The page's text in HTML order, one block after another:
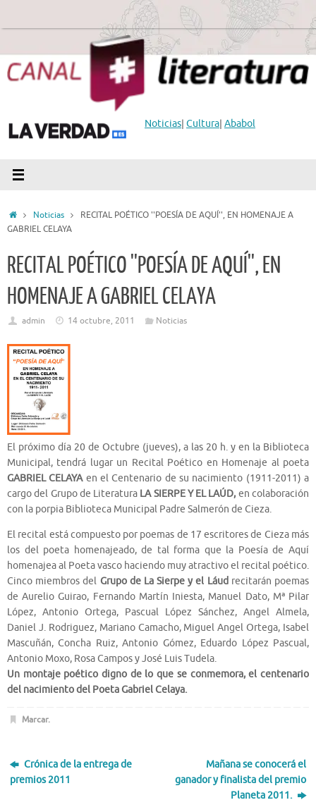
Noticias| Cultura| Ababol
InicioNoticias
RECITAL POÉTICO ''POESÍA DE AQUÍ'', EN HOMENAJE A
GABRIEL CELAYA
RECITAL POÉTICO ''POESÍA DE AQUÍ'', EN
HOMENAJE A GABRIEL CELAYA
admin 14 octubre, 2011 Noticias
El próximo día 20 de Octubre (jueves), a las 20 h. y en la Biblioteca
Municipal, tendrá lugar un Recital Poético en Homenaje al poeta
GABRIEL CELAYAen el Centenario de su nacimiento (1911-2011) a
cargo del Grupo de Literatura LA SIERPE Y EL LAÚD, en colaboración
con la porpia Biblioteca Municipal Padre Salmerón de Cieza.
El recital está compuesto por poemas de 17 escritores de Cieza más
los del poeta homenajeado, de tal forma que la Poesía de Aquí
homenajea al Poeta vasco haciendo muy atractivo el recital poético.
Cinco miembros del Grupo de La Sierpe y el Láud recitarán poemas
de Aurelio Guirao, Fernando Martín Iniesta, Manuel Dato, Mª Pilar
López, Antonio Ortega, Pascual López Sánchez, Angel Almela,
Daniel J. Rodriguez, Mariano Camacho, Miguel Angel Ortega, Isabel
Mascuñán, Concha Ruiz, Antonio Gómez, Eduardo López Pascual,
Antonio Moxo, Rosa Campos y José Luis Tudela.
Un montaje poético digno de lo que se conmemora, el centenario
del nacimiento del Poeta Gabriel Celaya.
Marcar.
Crónica de la entrega de
premios 2011
Mañana se conocerá el
ganador y finalista del premio
Planeta 2011.